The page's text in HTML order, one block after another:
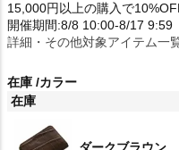
15,000円以上の購入で
開催期間:8/8 10:00-8/17 9:59
詳細・その他対象アイテム一
在庫 カラー
在庫